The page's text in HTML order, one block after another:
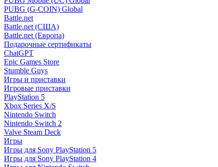
PUBG (G-COIN) Global
Battle.net
Battle.net (США)
Battle.net (Европа)
Подарочные сертификаты
ChatGPT
Epic Games Store
Stumble Guys
Игры и приставки
Игровые приставки
PlayStation 5
Xbox Series X/S
Nintendo Switch
Nintendo Switch 2
Valve Steam Deck
Игры
Игры для Sony PlayStation 5
Игры для Sony PlayStation 4